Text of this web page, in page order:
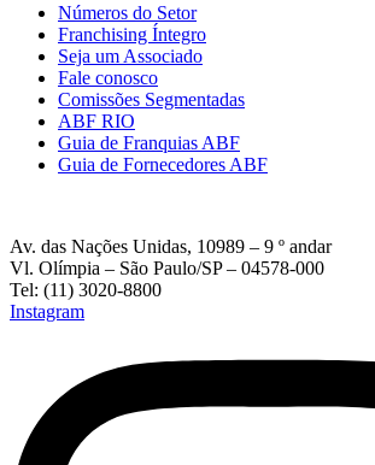
Números do Setor
Franchising Íntegro
Seja um Associado
Fale conosco
Comissões Segmentadas
ABF RIO
Guia de Franquias ABF
Guia de Fornecedores ABF
Av. das Nações Unidas, 10989 – 9 º andar
Vl. Olímpia – São Paulo/SP – 04578-000
Tel: (11) 3020-8800
Instagram